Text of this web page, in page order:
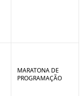
MARATONA DE
PROGRAMAÇÃO